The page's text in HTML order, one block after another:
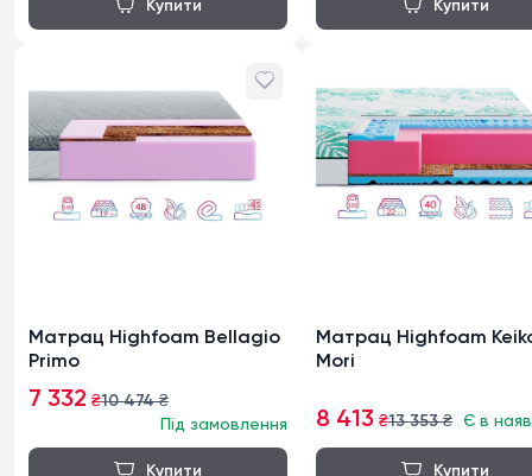
Матрац Highfoam Bellagio
Primo
7 332 ₴10 474₴
Під замовлення
Матрац Highfoam
Mori
8 413 ₴13 353₴ Є в